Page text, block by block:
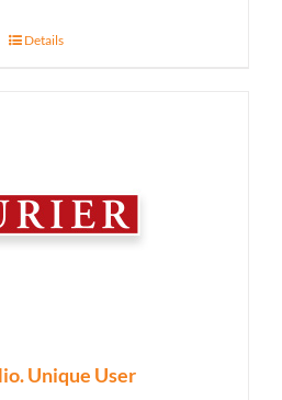
Details
Unique User